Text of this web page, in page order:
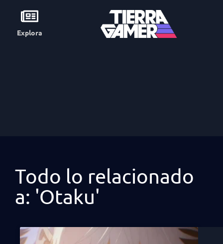
Explora
Todo lo relacionado
a: 'Otaku'